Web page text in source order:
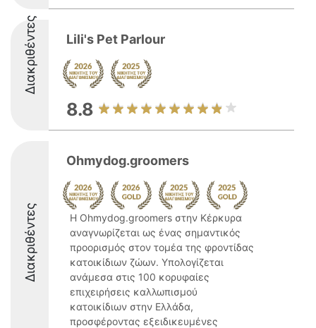
Διακριθέντες Lili's Pet Parlour
8.8
Διακριθέντες
Ohmydog.groomers
Η Ohmydog.groomers στην Κέρκυρα
αναγνωρίζεται ως ένας σημαντικός
προορισμός στον τομέα της φροντίδας
κατοικίδιων ζώων. Υπολογίζεται
ανάμεσα στις 100 κορυφαίες
επιχειρήσεις καλλωπισμού
κατοικίδιων στην Ελλάδα,
προσφέροντας εξειδικευμένες